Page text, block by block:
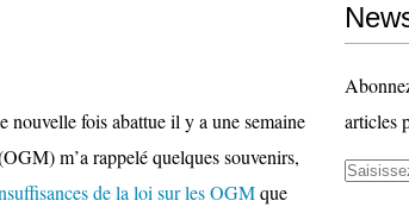
nouvelle fois abattue il y a une semaine
m’a rappelé quelques souvenirs,
de la loi sur les OGMque
articles